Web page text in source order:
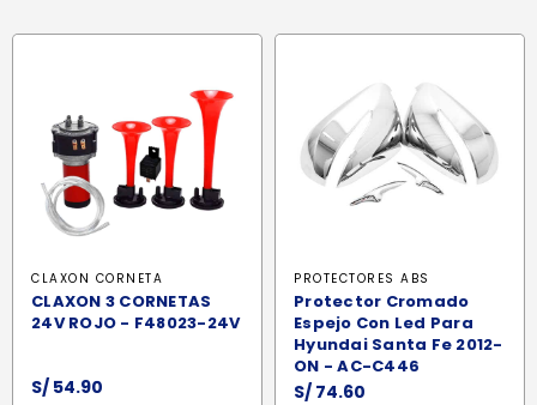
CLAXON CORNETA
CLAXON 3 CORNETAS
24V ROJO - F48023-24V
S/ 54.90
PROTECTORES ABS
Protector Cromado
Espejo Con Led Para
Hyundai Santa Fe 2012-
ON - AC-C446
S/ 74.60